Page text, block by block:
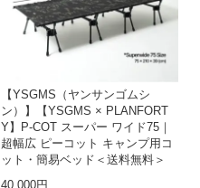
【YSGMS（ヤンサンゴムシ
ン）】【YSGMS × PLANFORT
Y】P-COT スーパー ワイド75｜
超幅広 ピーコット キャンプ用コ
ット・簡易ベッド＜送料無料＞
40,000円